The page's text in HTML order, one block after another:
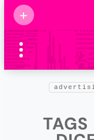
+
2025
Marcas de
confianza
Foro salud
TAGS